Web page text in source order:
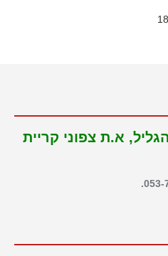
א.ת צפוני קריית